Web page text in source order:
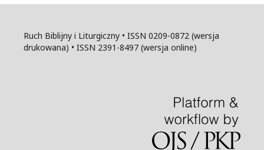
Ruch Biblijny i Liturgiczny • ISSN 0209-0872 (wersja
drukowana) • ISSN 2391-8497 (wersja online)